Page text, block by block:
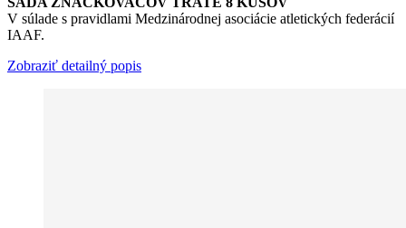
V súlade s pravidlami Medzinárodnej asociácie atletických federácií
IAAF.
Zobraziť detailný popis